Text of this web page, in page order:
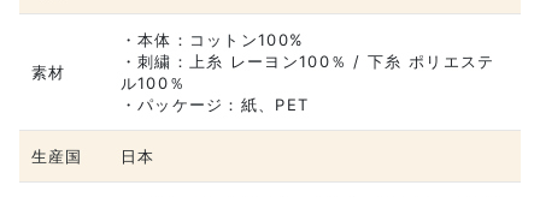
素材
・本体：コットン100%
・刺繍：上糸 レーヨン100％ / 下糸 ポリエステ
ル100％
・パッケージ：紙、PET
生産国 日本